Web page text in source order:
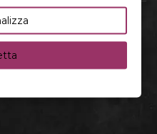
online di riferimento per
neonato di alta qualità.
prodotti made in Italy,
dettagli. Acquista
di spedizioni rapide e